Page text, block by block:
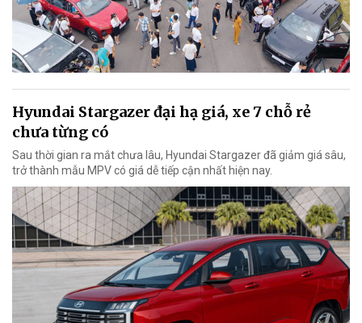
Hyundai Stargazer đại hạ giá, xe 7 chỗ rẻ
chưa từng có
Sau thời gian ra mắt chưa lâu, Hyundai Stargazer đã giảm giá sâu,
trở thành mẫu MPV có giá dễ tiếp cận nhất hiện nay.